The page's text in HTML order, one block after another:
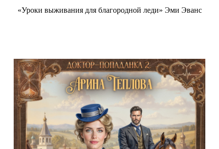
«Уроки выживания для благородной леди» Эми Эванс